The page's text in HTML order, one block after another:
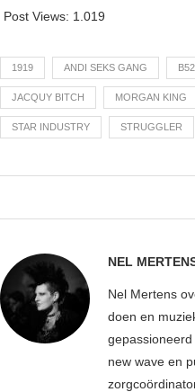
Post Views: 1.019
1919 ANDI SEKS GANG
JACQUY BITCH MORGAN KING
STAR INDUSTRY STRUGGLER
NEL
Nel Mertens
doen en
new wave en